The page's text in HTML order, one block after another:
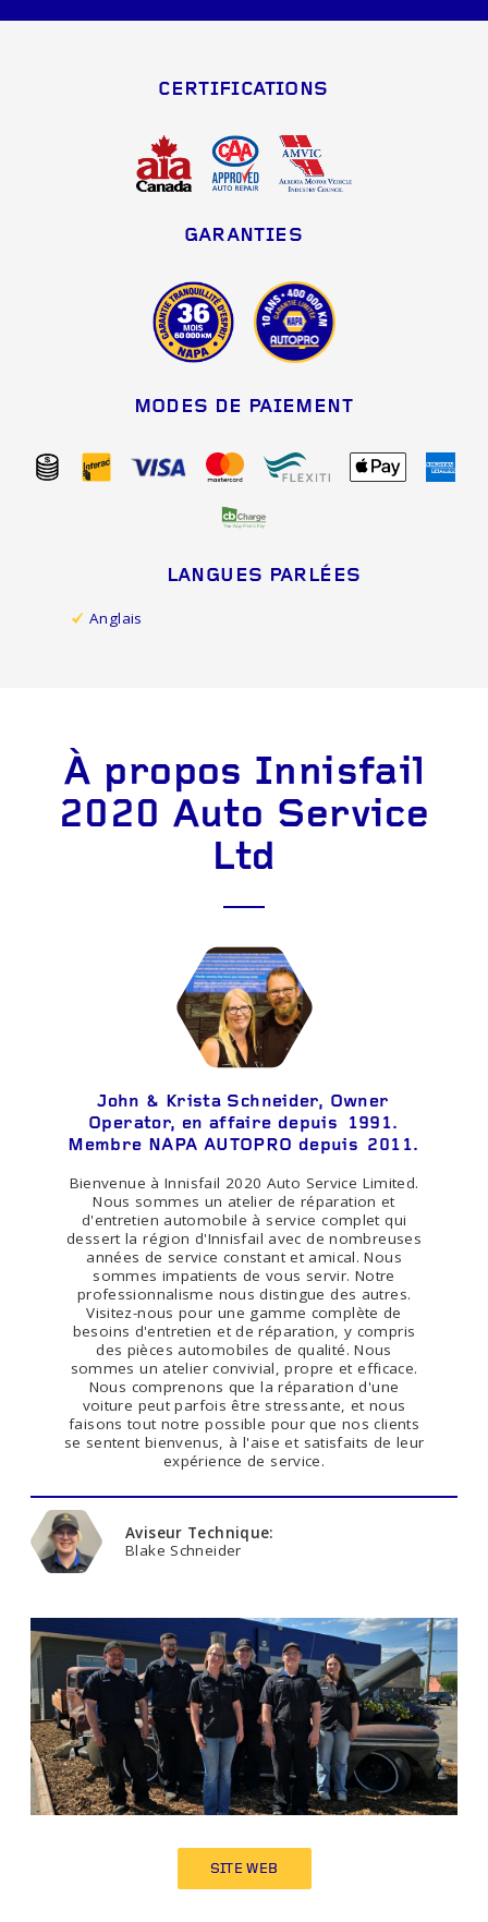
CERTIFICATIONS
GARANTIES
MODES DE PAIEMENT
LANGUES PARLÉES
Anglais
À propos Innisfail
2020 Auto Service
Ltd
John & Krista Schneider, Owner
Operator, en affaire depuis 1991.
Membre NAPA AUTOPRO depuis 2011.
Bienvenue à Innisfail 2020 Auto Service Limited.
Nous sommes un atelier de réparation et
d'entretien automobile à service complet qui
dessert la région d'Innisfail avec de nombreuses
années de service constant et amical. Nous
sommes impatients de vous servir. Notre
professionnalisme nous distingue des autres.
Visitez-nous pour une gamme complète de
besoins d'entretien et de réparation, y compris
des pièces automobiles de qualité. Nous
sommes un atelier convivial, propre et efficace.
Nous comprenons que la réparation d'une
voiture peut parfois être stressante, et nous
faisons tout notre possible pour que nos clients
se sentent bienvenus, à l'aise et satisfaits de leur
expérience de service.
Aviseur Technique:
Blake Schneider
SITE WEB